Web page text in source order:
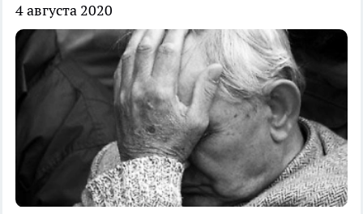
4 августа 2020